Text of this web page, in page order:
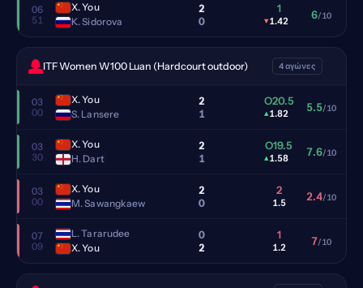
06
51
X. You
K. Sidorova
2
0
1
▾1.42 6/10
ITF Women W100 Luan (Hardcourt outdoor) 4 αγώνες
03
00
X. You
S. Lansere
2
1
O20.5
▴1.82 5.5/10
03
30
X. You
H. Dart
2
1
O19.5
▴1.58 7.6/10
03
00
X. You
M. Sawangkaew
2
0
2
1.5 2.4/10
07
09
L. Tararudee
X. You
0
2
1
1.2 7/10